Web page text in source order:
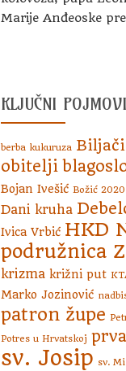
Marije Anđeoske
KLJUČNI POJMOVI
berba kukuruza
obitelji
Bojan Ivešić Božić
Dani kruha
Ivica Vrbić HKD
podružnica
krizma križni put
Marko Jozinović
patron župe
Potres u Hrvatskoj
sv. Josip sv.